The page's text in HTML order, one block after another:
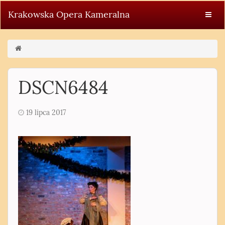
Krakowska Opera Kameralna
DSCN6484
19 lipca 2017